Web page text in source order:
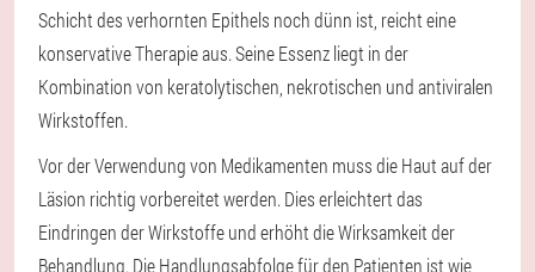
Schicht des verhornten Epithels noch dünn ist, reicht eine
konservative Therapie aus. Seine Essenz liegt in der
Kombination von keratolytischen, nekrotischen und antiviralen
Wirkstoffen.
Vor der Verwendung von Medikamenten muss die Haut auf der
Läsion richtig vorbereitet werden. Dies erleichtert das
Eindringen der Wirkstoffe und erhöht die Wirksamkeit der
Behandlung. Die Handlungsabfolge für den Patienten ist wie